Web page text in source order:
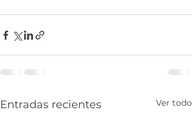
Entradas recientes Ver todo